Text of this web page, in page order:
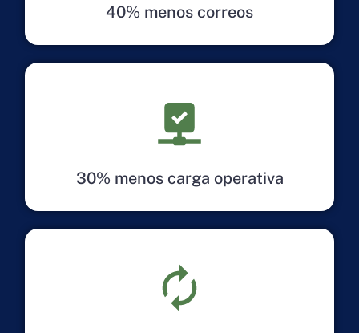
40% menos correos
30% menos carga operativa